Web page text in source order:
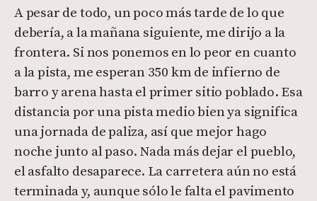
A pesar de todo, un poco más tarde de lo que
debería, a la mañana siguiente, me dirijo a la
frontera. Si nos ponemos en lo peor en cuanto
a la pista, me esperan 350 km de infierno de
barro y arena hasta el primer sitio poblado. Esa
distancia por una pista medio bien ya significa
una jornada de paliza, así que mejor hago
noche junto al paso. Nada más dejar el pueblo,
el asfalto desaparece. La carretera aún no está
terminada y, aunque sólo le falta el pavimento